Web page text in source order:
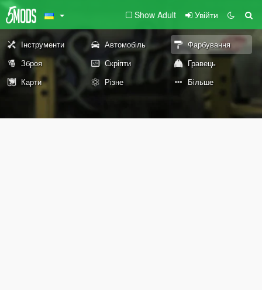
Show Adult Увійти
Інструменти Автомобіль
Фарбування
Зброя
Скріпти
Гравець
Карти
Різне Більше